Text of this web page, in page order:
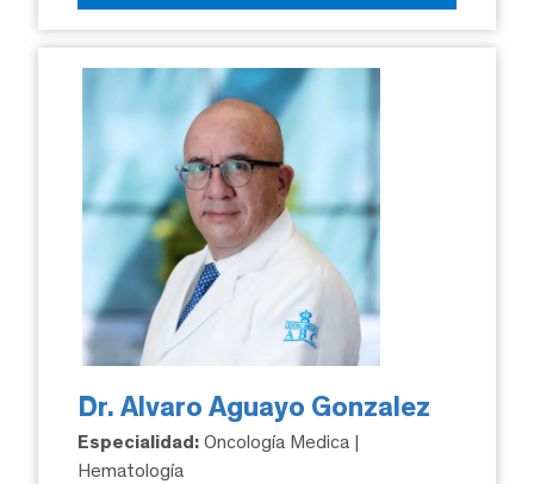
Dr. Alvaro Aguayo Gonzalez
Especialidad: Oncología Medica |
Hematología